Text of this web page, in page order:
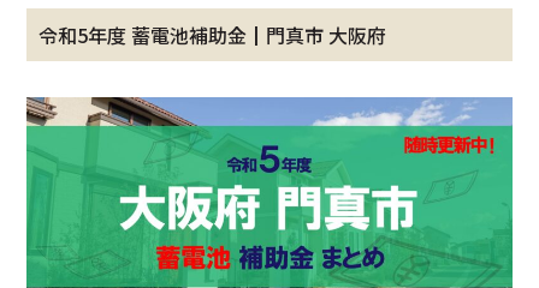
令和5年度 蓄電池補助金┃門真市 大阪府